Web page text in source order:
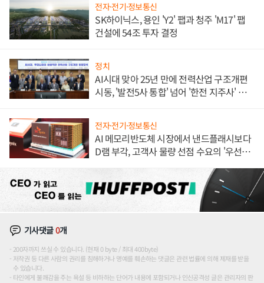
전자·전기·정보통신
SK하이닉스, 용인 'Y2' 팹과 청주 'M17' 팹
건설에 54조 투자 결정
정치
AI시대 맞아 25년 만에 전력산업 구조개편
시동, '발전5사 통합' 넘어 '한전 지주사' 재편
전자·전기·정보통신
AI 메모리반도체 시장에서 낸드플래시보다
D램 부각, 고객사 물량 선점 수요의 '우선순
기사댓글0개
200자까지 쓰실 수 있습니다. (현재 0 byte / 최대 400byte)
저작권 등 다른 사람의 권리를 침해하거나 명예를 훼손하는 댓글은 관련 법률에 의해 제재를 받을
수 있습니다.
타인에게 불쾌감을 주는 욕설 등 비하하는 단어가 내용에 포함되거나 인신공격성 글은 관리자의 판